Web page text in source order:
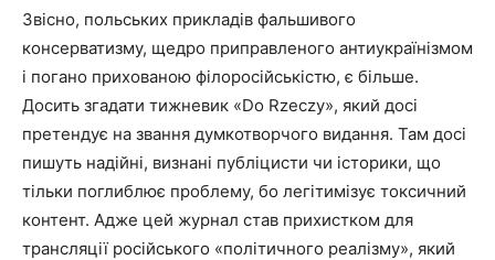
Звісно, польських прикладів фальшивого
консерватизму, щедро приправленого антиукраїнізмом
і погано прихованою філоросійськістю, є більше.
Досить згадати тижневик «Do Rzeczy», який досі
претендує на звання думкотворчого видання. Там досі
пишуть надійні, визнані публіцисти чи історики, що
тільки поглиблює проблему, бо легітимізує токсичний
контент. Адже цей журнал став прихистком для
трансляції російського «політичного реалізму», який